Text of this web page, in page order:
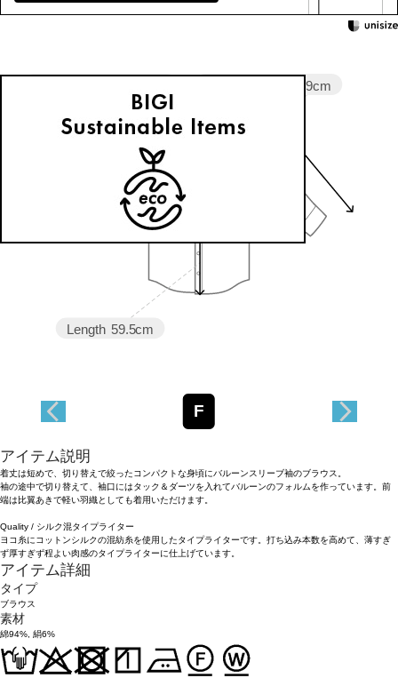
38.9cm
Length 59.5cm
47.4cm
F
アイテム説明
着丈は短めで、切り替えで絞ったコンパクトな身頃にバルーンスリーブ袖のブラウス。
袖の途中で切り替えて、袖口にはタック＆ダーツを入れてバルーンのフォルムを作っています。前
端は比翼あきで軽い羽織としても着用いただけます。
Quality / シルク混タイプライター
ヨコ糸にコットンシルクの混紡糸を使用したタイプライターです。打ち込み本数を高めて、薄すぎ
ず厚すぎず程よい肉感のタイプライターに仕上げています。
アイテム詳細
タイプ
ブラウス
素材
綿94%, 絹6%